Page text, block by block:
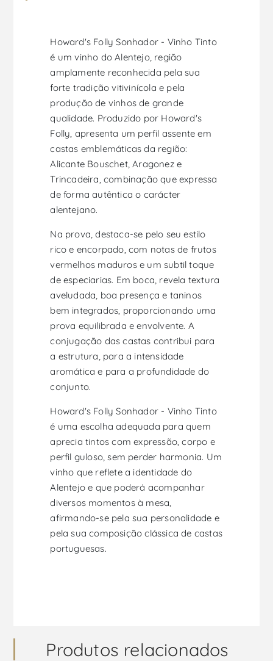
Howard's Folly Sonhador - Vinho Tinto
é um vinho do Alentejo, região
amplamente reconhecida pela sua
forte tradição vitivinícola e pela
produção de vinhos de grande
qualidade. Produzido por Howard's
Folly, apresenta um perfil assente em
castas emblemáticas da região:
Alicante Bouschet, Aragonez e
Trincadeira, combinação que expressa
de forma autêntica o carácter
alentejano.
Na prova, destaca-se pelo seu estilo
rico e encorpado, com notas de frutos
vermelhos maduros e um subtil toque
de especiarias. Em boca, revela textura
aveludada, boa presença e taninos
bem integrados, proporcionando uma
prova equilibrada e envolvente. A
conjugação das castas contribui para
a estrutura, para a intensidade
aromática e para a profundidade do
conjunto.
Howard's Folly Sonhador - Vinho Tinto
é uma escolha adequada para quem
aprecia tintos com expressão, corpo e
perfil guloso, sem perder harmonia. Um
vinho que reflete a identidade do
Alentejo e que poderá acompanhar
diversos momentos à mesa,
afirmando-se pela sua personalidade e
pela sua composição clássica de castas
portuguesas.
Produtos relacionados